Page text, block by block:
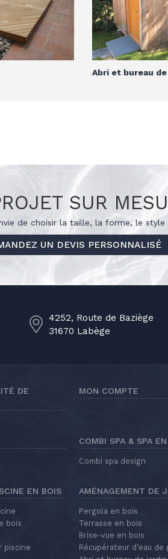
Abri et bureau
SUR
de choisir la taille, la forme, le style
UN DEVIS PERSONNALISÉ
4252, Route de Baziège
31670 Labège
DE
MON COMPTE
COMBI SPA & SPA
Combi spa design
EN BOIS
bois
piscine
AMÉNAGEMENT DE
Pergola en bois
Terrasse en bois
Brise-vue en bois
Récupérateur d’eau de